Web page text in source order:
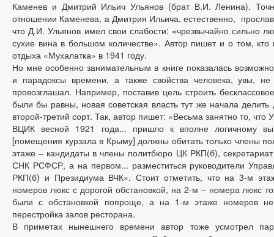
Каменев и Дмитрий Ильич Ульянов (брат В.И. Ленина).
отношении Каменева, а Дмитрия Ильича, естественно,
что Д.И. Ульянов имел свои слабости: «чрезвычайно сильно
сухие вина в большом количестве». Автор пишет и о том,
отдыха «Мухалатка» в 1941 году.
Но мне особенно занимательным в книге показалась
и парадоксы времени, а также свойства человека, увы,
провозглашал. Например, поставив цель строить
были бы равны, новая советская власть тут же начала
второй-третий сорт. Так, автор пишет: «Весьма занятно то,
ВЦИК весной 1921 года... пришло к вполне логичному
[помещения курзала в Крыму] должны обитать только члены
этаже – кандидаты в члены политбюро ЦК РКП(б),
СНК РСФСР, а на первом... разместиться руководители
РКП(б) и Президиума ВЧК». Стоит отметить, что на 3-м
номеров люкс с дорогой обстановкой, на 2-м – номера люкс
были с обстановкой попроще, а на 1-м этаже номеров не
перестройка залов ресторана.
В приметах нынешнего времени автор тоже усмотрел